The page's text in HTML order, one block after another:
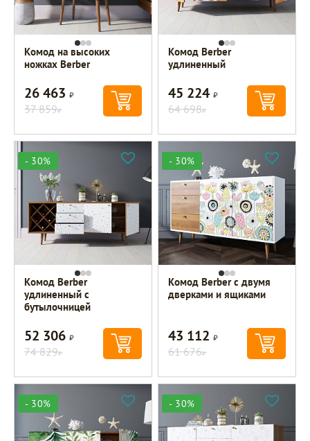
Комод на высоких
ножках Berber
26 463Р
37 859Р
Комод Berber
удлиненный
45 224Р
64 698Р
- 30%
Комод Berber
удлиненный с
бутылочницей
52 306Р
74 829Р
- 30%
Комод Berber с двумя
дверками и ящиками
43 112Р
61 676Р
- 30% - 30%